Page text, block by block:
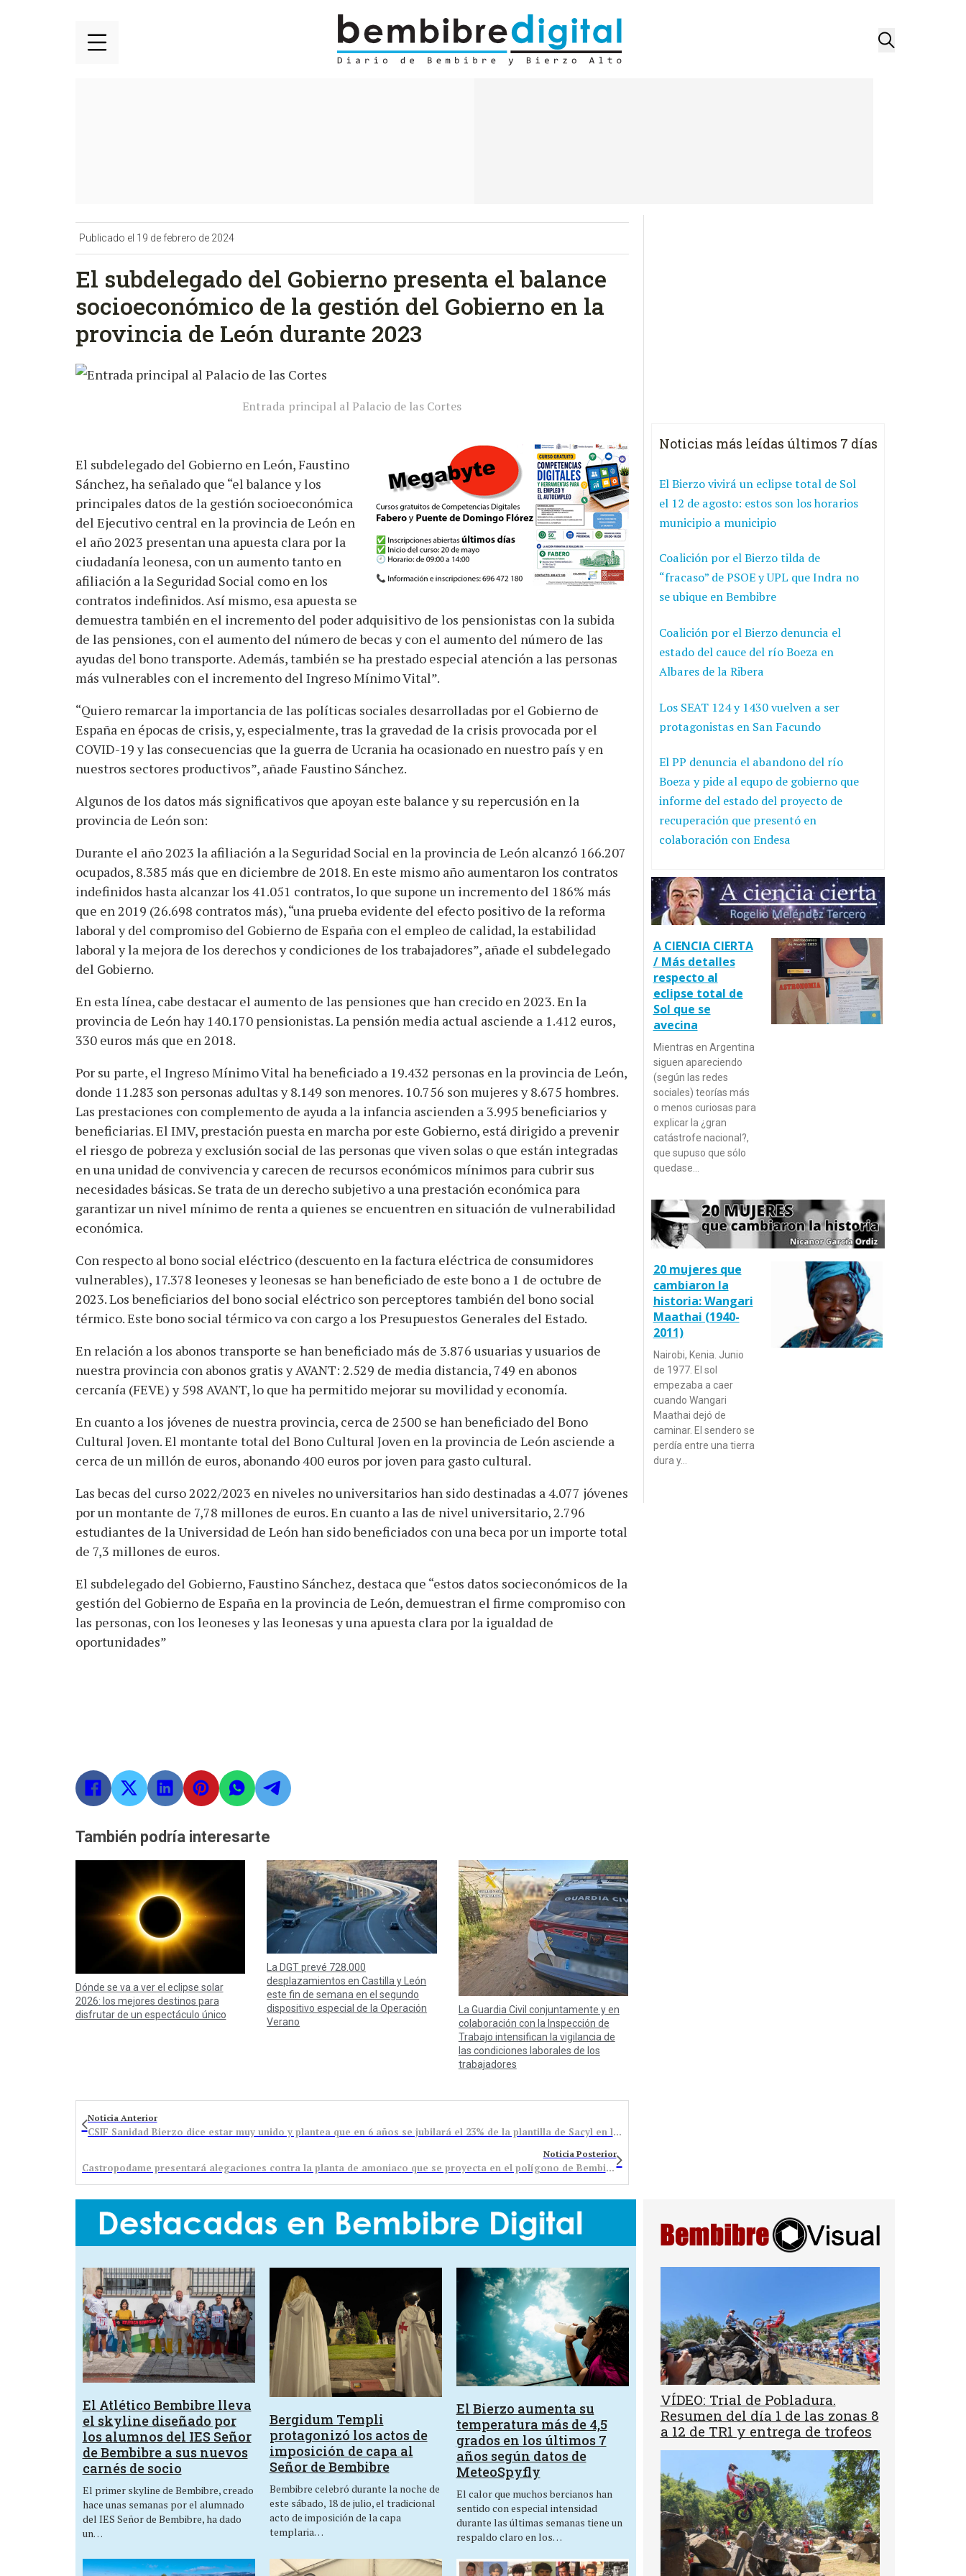
Publicado el 19 de febrero de 2024
El subdelegado del Gobierno presenta el balance
socioeconómico de la gestión del Gobierno en la
provincia de León durante 2023
Entrada principal al Palacio de las Cortes
El subdelegado del Gobierno en León, Faustino
Sánchez, ha señalado que “el balance y los
principales datos de la gestión socioeconómica
del Ejecutivo central en la provincia de León en
el año 2023 presentan una apuesta clara por la
ciudadanía leonesa, con un aumento tanto en
afiliación a la Seguridad Social como en los
contratos indefinidos. Así mismo, esa apuesta se
demuestra también en el incremento del poder adquisitivo de los pensionistas con la subida
de las pensiones, con el aumento del número de becas y con el aumento del número de las
ayudas del bono transporte. Además, también se ha prestado especial atención a las personas
más vulnerables con el incremento del Ingreso Mínimo Vital”.
“Quiero remarcar la importancia de las políticas sociales desarrolladas por el Gobierno de
España en épocas de crisis, y, especialmente, tras la gravedad de la crisis provocada por el
COVID-19 y las consecuencias que la guerra de Ucrania ha ocasionado en nuestro país y en
nuestros sectores productivos”, añade Faustino Sánchez.
Algunos de los datos más significativos que apoyan este balance y su repercusión en la
provincia de León son:
Durante el año 2023 la afiliación a la Seguridad Social en la provincia de León alcanzó 166.207
ocupados, 8.385 más que en diciembre de 2018. En este mismo año aumentaron los contratos
indefinidos hasta alcanzar los 41.051 contratos, lo que supone un incremento del 186% más
que en 2019 (26.698 contratos más), “una prueba evidente del efecto positivo de la reforma
laboral y del compromiso del Gobierno de España con el empleo de calidad, la estabilidad
laboral y la mejora de los derechos y condiciones de los trabajadores”, añade el subdelegado
del Gobierno.
En esta línea, cabe destacar el aumento de las pensiones que han crecido en 2023. En la
provincia de León hay 140.170 pensionistas. La pensión media actual asciende a 1.412 euros,
330 euros más que en 2018.
Por su parte, el Ingreso Mínimo Vital ha beneficiado a 19.432 personas en la provincia de León,
donde 11.283 son personas adultas y 8.149 son menores. 10.756 son mujeres y 8.675 hombres.
Las prestaciones con complemento de ayuda a la infancia ascienden a 3.995 beneficiarios y
beneficiarias. El IMV, prestación puesta en marcha por este Gobierno, está dirigido a prevenir
el riesgo de pobreza y exclusión social de las personas que viven solas o que están integradas
en una unidad de convivencia y carecen de recursos económicos mínimos para cubrir sus
necesidades básicas. Se trata de un derecho subjetivo a una prestación económica para
garantizar un nivel mínimo de renta a quienes se encuentren en situación de vulnerabilidad
económica.
Con respecto al bono social eléctrico (descuento en la factura eléctrica de consumidores
vulnerables), 17.378 leoneses y leonesas se han beneficiado de este bono a 1 de octubre de
2023. Los beneficiarios del bono social eléctrico son perceptores también del bono social
térmico. Este bono social térmico va con cargo a los Presupuestos Generales del Estado.
En relación a los abonos transporte se han beneficiado más de 3.876 usuarias y usuarios de
nuestra provincia con abonos gratis y AVANT: 2.529 de media distancia, 749 en abonos
cercanía (FEVE) y 598 AVANT, lo que ha permitido mejorar su movilidad y economía.
En cuanto a los jóvenes de nuestra provincia, cerca de 2500 se han beneficiado del Bono
Cultural Joven. El montante total del Bono Cultural Joven en la provincia de León asciende a
cerca de un millón de euros, abonando 400 euros por joven para gasto cultural.
Las becas del curso 2022/2023 en niveles no universitarios han sido destinadas a 4.077 jóvenes
por un montante de 7,78 millones de euros. En cuanto a las de nivel universitario, 2.796
estudiantes de la Universidad de León han sido beneficiados con una beca por un importe total
de 7,3 millones de euros.
El subdelegado del Gobierno, Faustino Sánchez, destaca que “estos datos socieconómicos de la
gestión del Gobierno de España en la provincia de León, demuestran el firme compromiso con
las personas, con los leoneses y las leonesas y una apuesta clara por la igualdad de
oportunidades”
También podría interesarte
Dónde se va a ver el eclipse solar
2026: los mejores destinos para
disfrutar de un espectáculo único
La DGT prevé 728.000
desplazamientos en Castilla y León
este fin de semana en el segundo
dispositivo especial de la Operación
Verano
La Guardia Civil conjuntamente y en
colaboración con la Inspección de
Trabajo intensifican la vigilancia de
las condiciones laborales de los
trabajadores
Noticia Anterior
CSIF Sanidad Bierzo dice estar muy unido y plantea que en 6 años se jubilará el 23% de la plantilla de Sacyl en la comarca
Noticia Posterior
Castropodame presentará alegaciones contra la planta de amoniaco que se proyecta en el polígono de Bembibre
Noticias más leídas últimos 7 días
El Bierzo vivirá un eclipse total de Sol
el 12 de agosto: estos son los horarios
municipio a municipio
Coalición por el Bierzo tilda de
“fracaso” de PSOE y UPL que Indra no
se ubique en Bembibre
Coalición por el Bierzo denuncia el
estado del cauce del río Boeza en
Albares de la Ribera
Los SEAT 124 y 1430 vuelven a ser
protagonistas en San Facundo
El PP denuncia el abandono del río
Boeza y pide al equpo de gobierno que
informe del estado del proyecto de
recuperación que presentó en
colaboración con Endesa
A CIENCIA CIERTA
/ Más detalles
respecto al
eclipse total de
Sol que se
avecina
Mientras en Argentina
siguen apareciendo
(según las redes
sociales) teorías más
o menos curiosas para
explicar la ¿gran
catástrofe nacional?,
que supuso que sólo
quedase…
20 mujeres que
cambiaron la
historia: Wangari
Maathai (1940-
2011)
Nairobi, Kenia. Junio
de 1977. El sol
empezaba a caer
cuando Wangari
Maathai dejó de
caminar. El sendero se
perdía entre una tierra
dura y…
El Atlético Bembibre lleva
el skyline diseñado por
los alumnos del IES Señor
de Bembibre a sus nuevos
carnés de socio
El primer skyline de Bembibre, creado
hace unas semanas por el alumnado
del IES Señor de Bembibre, ha dado
un…
Bergidum Templi
protagonizó los actos de
imposición de capa al
Señor de Bembibre
Bembibre celebró durante la noche de
este sábado, 18 de julio, el tradicional
acto de imposición de la capa
templaria…
El Bierzo aumenta su
temperatura más de 4,5
grados en los últimos 7
años según datos de
MeteoSpyfly
El calor que muchos bercianos han
sentido con especial intensidad
durante las últimas semanas tiene un
respaldo claro en los…
VÍDEO: Trial de Pobladura.
Resumen del día 1 de las zonas 8
a 12 de TR1 y entrega de trofeos